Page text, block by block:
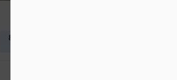
8.26 (수)